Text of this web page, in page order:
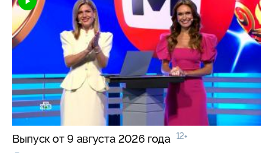
Выпуск от 9 августа 2026 года 12+